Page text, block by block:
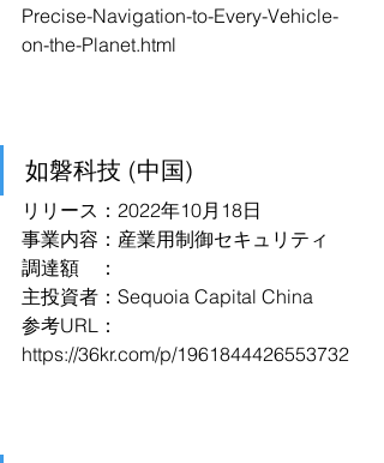
Precise-Navigation-to-Every-Vehicle-
on-the-Planet.html
如磐科技 (中国)
リリース：2022年10月18日
事業内容：産業用制御セキュリティ
調達額　：
主投資者：Sequoia Capital China
参考URL：
https://36kr.com/p/1961844426553732